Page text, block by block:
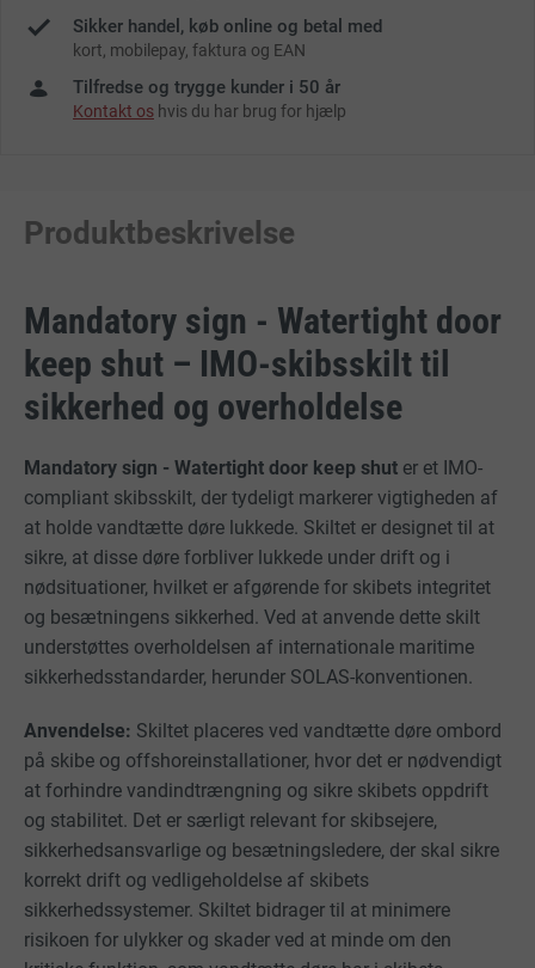
Sikker handel, køb online og betal med
kort, mobilepay, faktura og EAN
Tilfredse og trygge kunder i 50 år
Kontakt os hvis du har brug for hjælp
Produktbeskrivelse
Mandatory sign - Watertight door
keep shut – IMO-skibsskilt til
sikkerhed og overholdelse
Mandatory sign - Watertight door keep shut er et IMO-
compliant skibsskilt, der tydeligt markerer vigtigheden af
at holde vandtætte døre lukkede. Skiltet er designet til at
sikre, at disse døre forbliver lukkede under drift og i
nødsituationer, hvilket er afgørende for skibets integritet
og besætningens sikkerhed. Ved at anvende dette skilt
understøttes overholdelsen af internationale maritime
sikkerhedsstandarder, herunder SOLAS-konventionen.
Anvendelse: Skiltet placeres ved vandtætte døre ombord
på skibe og offshoreinstallationer, hvor det er nødvendigt
at forhindre vandindtrængning og sikre skibets oppdrift
og stabilitet. Det er særligt relevant for skibsejere,
sikkerhedsansvarlige og besætningsledere, der skal sikre
korrekt drift og vedligeholdelse af skibets
sikkerhedssystemer. Skiltet bidrager til at minimere
risikoen for ulykker og skader ved at minde om den